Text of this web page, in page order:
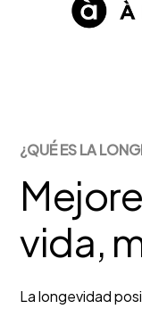
¿QUÉ ES LA
vida,
La longevidad